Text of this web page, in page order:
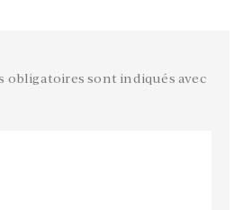
obligatoires sont indiqués avec